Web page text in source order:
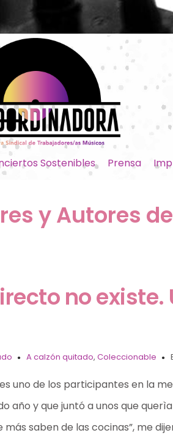
Sostenibles Prensa
y Autores
no existe.
A calzón quitado,Coleccionable
uno de los participantes en la
año y que juntó a unos que
más saben de las cocinas”, me